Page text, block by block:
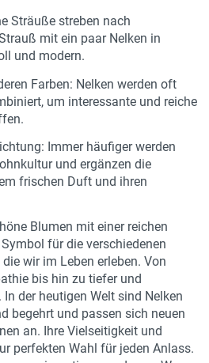
Sträuße streben nach
mit ein paar Nelken in
und modern.
Farben: Nelken werden oft
um interessante und reiche
Immer häufiger werden
und ergänzen die
frischen Duft und ihren
Blumen mit einer reichen
für die verschiedenen
wir im Leben erleben. Von
bis hin zu tiefer und
der heutigen Welt sind Nelken
begehrt und passen sich neuen
an. Ihre Vielseitigkeit und
perfekten Wahl für jeden Anlass.